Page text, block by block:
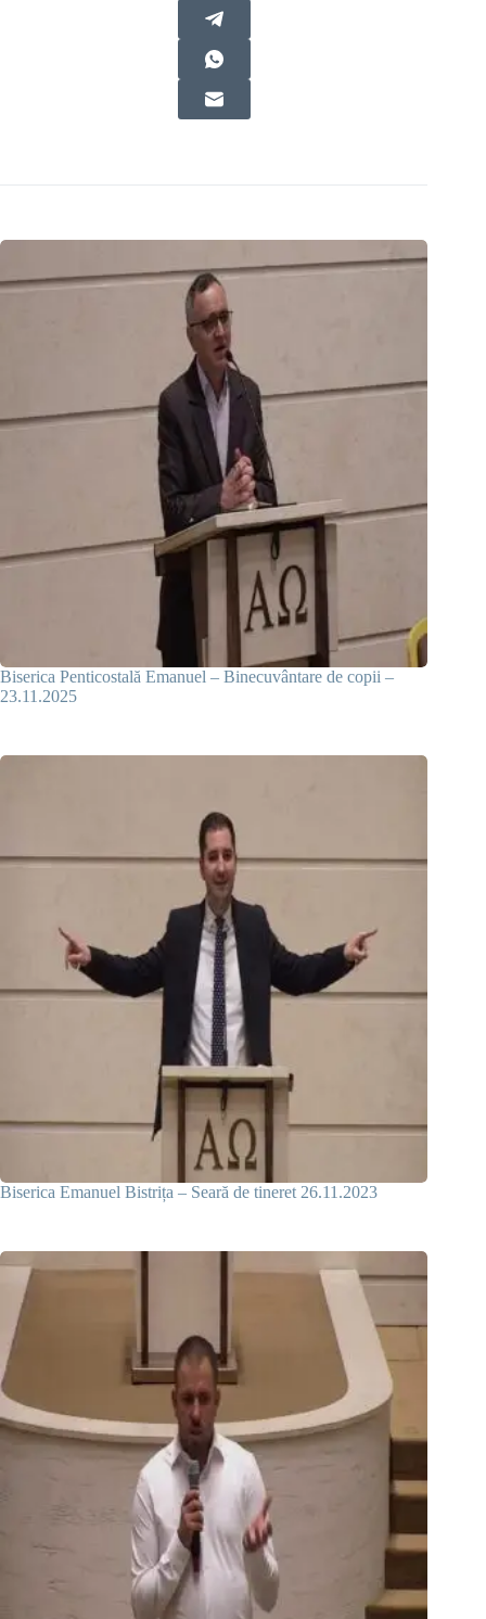
Biserica Penticostală Emanuel – Binecuvântare de copii –
23.11.2025
Biserica Emanuel Bistrița – Seară de tineret 26.11.2023